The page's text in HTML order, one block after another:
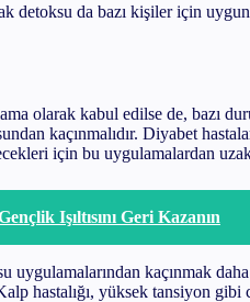
detoksu da bazı kişiler için
olarak kabul edilse de, bazı
kaçınmalıdır. Diyabet
için bu uygulamalardan
Işıltısını Geri Kazanın
kaçınmak
hastalığı, yüksek tansiyon gibi